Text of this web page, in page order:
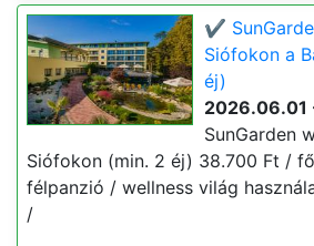
✔️
Siófokon a
éj)
2026.06.01
SunGarden
Siófokon (min. 2 éj) 38.700 Ft /
félpanzió / wellness világ
/